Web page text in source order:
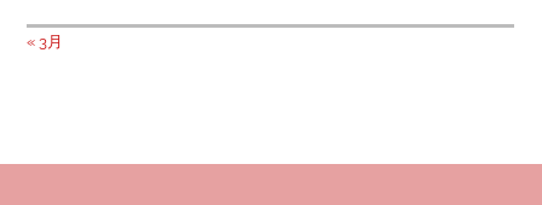
« 3月